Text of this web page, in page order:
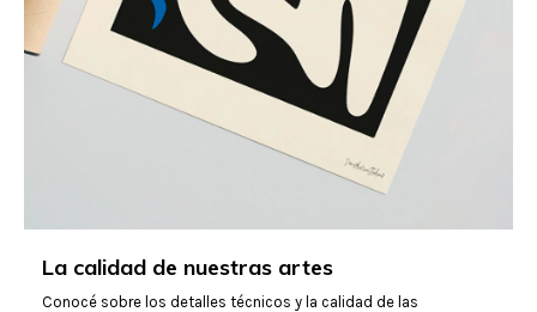
La calidad de nuestras artes
Conocé sobre los detalles técnicos y la calidad de las